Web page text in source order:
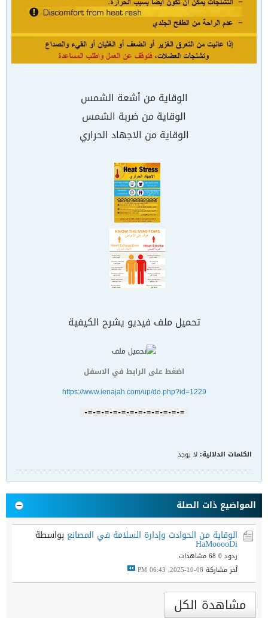
الوقاية من أشعة الشمس
الوقاية من ضربة الشمس
الوقاية من الاجهاد الحراري
تحميل ملف فيديو يشرح الكيفية
اضغط على الرابط في الاسفل
https://www.ienajah.com/up/do.php?id=1229
=-=-=-=-=-=-=-=-=-=-=-=-
الكلمات الدلالية: لا يوجد
المواضيع ذات الصلة
الوقاية من الحوادث وإدارة السلامة في المصانع بواسطة
HaMooooDi
ردود 0
68 مشاهدات
آخر مشاركة 08-10-2025, 06:43 PM
مشاهدة الكل